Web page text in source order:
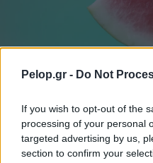
Pelop.gr - Do Not
If you wish to opt-out of the
processing of your personal
targeted advertising by us,
section to confirm your
Γιατί δεν πρέπει να
καρπούζι αν δεν κάνεις